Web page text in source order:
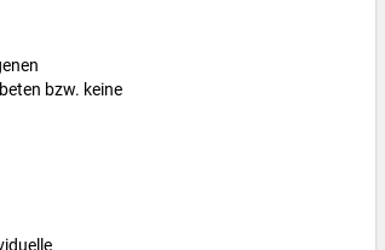
bzw. keine